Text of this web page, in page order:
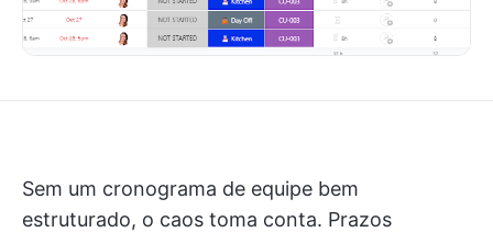
Sem um cronograma de equipe bem
estruturado, o caos toma conta. Prazos